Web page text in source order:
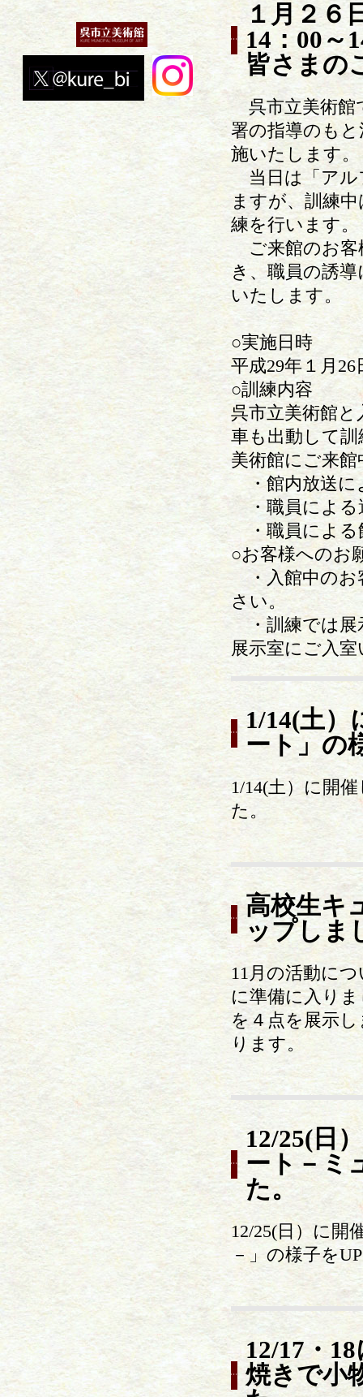
１月２６
14：00～
皆さまの
呉市立美術館
署の指導のも
施いたします。
当日は「アル
ますが、訓練
練を行います。
ご来館のお客
き、職員の誘
いたします。
○実施日時
平成29年１月26
○訓練内容
呉市立美術館
車も出動して
美術館にご来
・館内放送に
・職員による
・職員による
○お客様への
・入館中のお
さい。
・訓練では展
展示室にご入
1/14(土）
ート」の
1/14(土）に開
た。
高校生キ
ップしま
11月の活動に
に準備に入り
を４点を展示
ります。
12/25(日
ート－ミ
た。
12/25(日）に開
－」の様子を
12/17・
焼きで小